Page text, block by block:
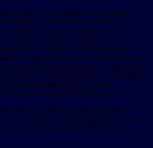
исторические кадры времен
войны и события современности,
между подвигами прошлого и
сюжета — история подростка,
отца. Через его воспоминания о
понимает: связь поколений, отвага
ослабевают. Они живы как в действиях
в памяти, семейных ценностях и надежде
где отец возвращается домой,
в воссоединение и общее будущее.
клипа составила песня, созданная в
группы: музыка Радды Эрденко и
слова Николая Цихелашвили и